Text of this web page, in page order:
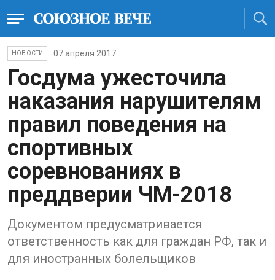
НОВОСТИ 07 апреля 2017
Госдума ужесточила
наказания нарушителям
правил поведения на
спортивных
соревнованиях в
преддверии ЧМ-2018
Документом предусматривается
ответственность как для граждан РФ, так и
для иностранных болельщиков